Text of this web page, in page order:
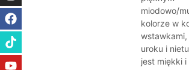
miodowo/
kolorze w
uroku i
jest miękki i